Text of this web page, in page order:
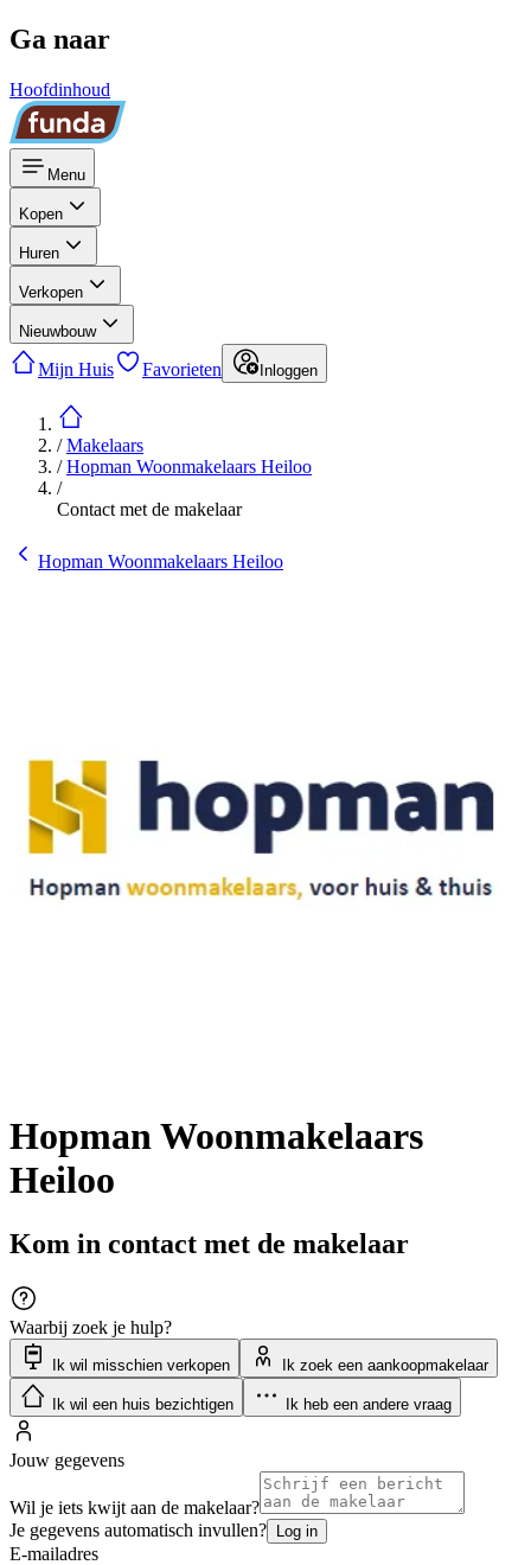
Ga naar
Hoofdinhoud
Menu
Kopen
Huren
Verkopen
Nieuwbouw
Mijn Huis Favorieten Inloggen
/Makelaars
/Hopman Woonmakelaars Heiloo
/
Contact met de makelaar
Hopman Woonmakelaars Heiloo
Hopman Woonmakelaars
Heiloo
Kom in contact met de makelaar
Waarbij zoek je hulp?
Ik wil misschien verkopen Ik zoek een aankoopmakelaar
Ik wil een huis bezichtigen Ik heb een andere vraag
Jouw gegevens
Wil je iets kwijt aan de makelaar?
Je gegevens automatisch invullen? Log in
E-mailadres